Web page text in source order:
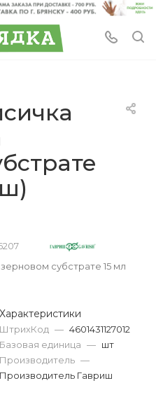
субстрате 15 мл
Характеристики
ШтрихКод — 4601431127012
Базовая единица — шт
Производитель —
Производитель Гавриш